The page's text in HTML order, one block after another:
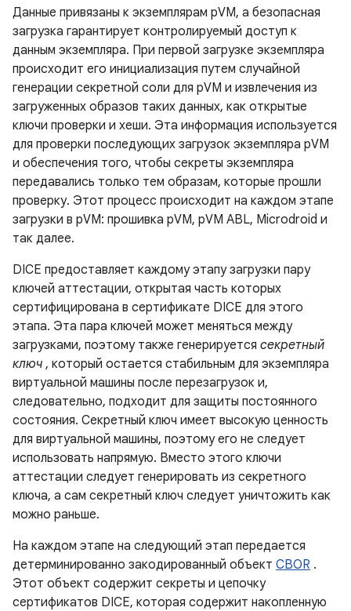
Данные привязаны к экземплярам pVM, а безопасная
загрузка гарантирует контролируемый доступ к
данным экземпляра. При первой загрузке экземпляра
происходит его инициализация путем случайной
генерации секретной соли для pVM и извлечения из
загруженных образов таких данных, как открытые
ключи проверки и хеши. Эта информация используется
для проверки последующих загрузок экземпляра pVM
и обеспечения того, чтобы секреты экземпляра
передавались только тем образам, которые прошли
проверку. Этот процесс происходит на каждом этапе
загрузки в pVM: прошивка pVM, pVM ABL, Microdroid и
так далее.
DICE предоставляет каждому этапу загрузки пару
ключей аттестации, открытая часть которых
сертифицирована в сертификате DICE для этого
этапа. Эта пара ключей может меняться между
загрузками, поэтому также генерируется секретный
ключ , который остается стабильным для экземпляра
виртуальной машины после перезагрузок и,
следовательно, подходит для защиты постоянного
состояния. Секретный ключ имеет высокую ценность
для виртуальной машины, поэтому его не следует
использовать напрямую. Вместо этого ключи
аттестации следует генерировать из секретного
ключа, а сам секретный ключ следует уничтожить как
можно раньше.
На каждом этапе на следующий этап передается
детерминированно закодированный объект CBOR .
Этот объект содержит секреты и цепочку
сертификатов DICE, которая содержит накопленную